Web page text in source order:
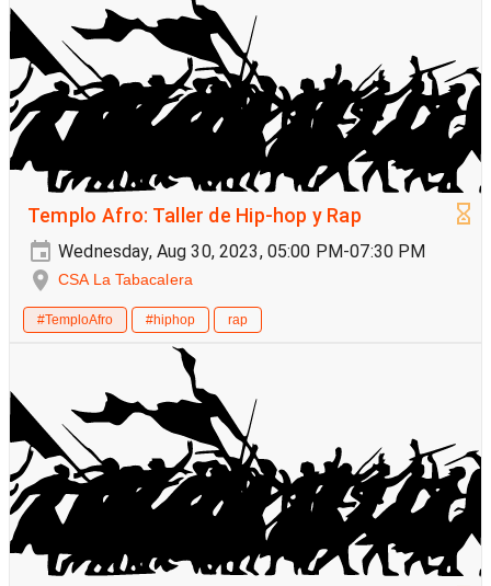
Templo Afro: Taller de Hip-hop y Rap
Wednesday, Aug 30, 2023, 05:00 PM-07:30 PM
CSA La Tabacalera
#TemploAfro #hiphop rap